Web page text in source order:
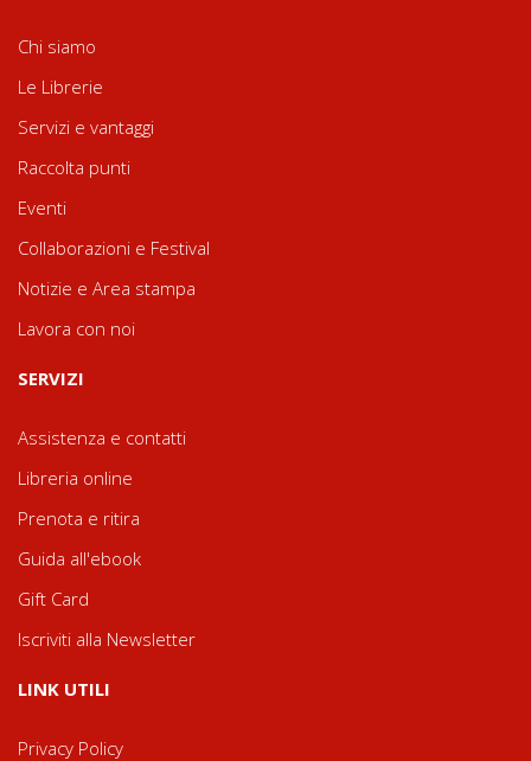
Chi siamo
Le Librerie
Servizi e vantaggi
Raccolta punti
Eventi
Collaborazioni e Festival
Notizie e Area stampa
Lavora con noi
SERVIZI
Assistenza e contatti
Libreria online
Prenota e ritira
Guida all'ebook
Gift Card
Iscriviti alla Newsletter
LINK UTILI
Privacy Policy